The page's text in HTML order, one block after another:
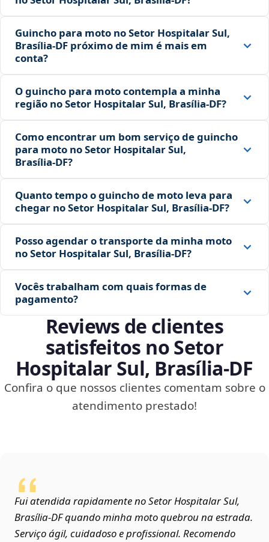
Guincho para moto no Setor Hospitalar Sul,
Brasília‑DF próximo de mim é mais em
conta?
O guincho para moto contempla a minha
região no Setor Hospitalar Sul, Brasília‑DF?
Como encontrar um bom serviço de guincho
para moto no Setor Hospitalar Sul,
Brasília‑DF?
Quanto tempo o guincho de moto leva para
chegar no Setor Hospitalar Sul, Brasília‑DF?
Posso agendar o transporte da minha moto
no Setor Hospitalar Sul, Brasília‑DF?
Vocês trabalham com quais formas de
pagamento?
Reviews de clientes
satisfeitos no Setor
Hospitalar Sul, Brasília‑DF
Confira o que nossos clientes comentam sobre o
atendimento prestado!
Fui atendida rapidamente no Setor Hospitalar Sul,
Brasília‑DF quando minha moto quebrou na estrada.
Serviço ágil, cuidadoso e profissional. Recomendo